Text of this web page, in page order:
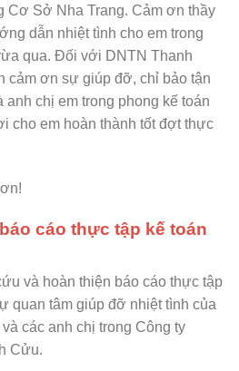
Sở Nha Trang. Cảm ơn thầy
dẫn nhiệt tình cho em trong
qua. Đối với DNTN Thanh
cảm ơn sự giúp đỡ, chỉ bảo tận
anh chị em trong phong kế toán
cho em hoàn thành tốt đợt thực
cáo thực tập kế toán
và hoàn thiện báo cáo thực tập
quan tâm giúp đỡ nhiệt tình của
các anh chị trong Công ty
Cửu.